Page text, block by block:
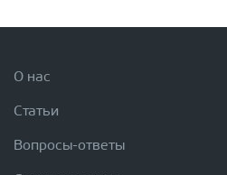
О нас
Статьи
Вопросы-ответы